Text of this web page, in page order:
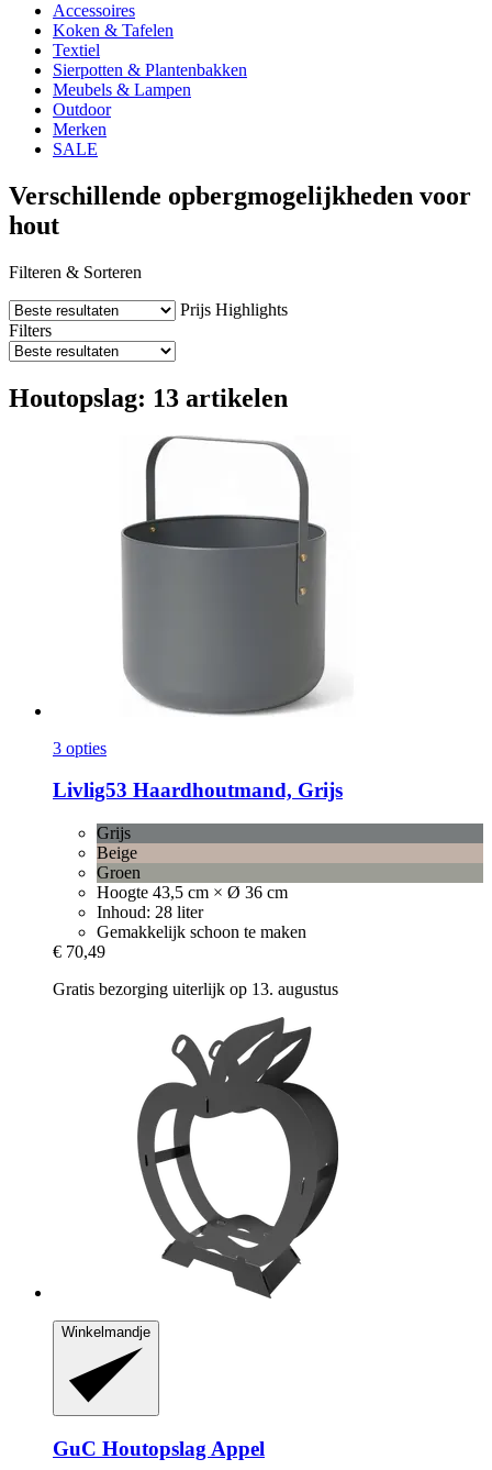
Accessoires
Koken & Tafelen
Textiel
Sierpotten & Plantenbakken
Meubels & Lampen
Outdoor
Merken
SALE
Verschillende opbergmogelijkheden voor
hout
Filteren & Sorteren
Prijs Highlights
Filters
Houtopslag: 13 artikelen
3 opties
Livlig53 Haardhoutmand, Grijs
Grijs
Beige
Groen
Hoogte 43,5 cm × Ø 36 cm
Inhoud: 28 liter
Gemakkelijk schoon te maken
€ 70,49
Gratis bezorging uiterlijk op 13. augustus
Winkelmandje
GuC Houtopslag Appel